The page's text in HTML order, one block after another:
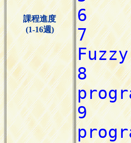
課程進度
(1-16週)